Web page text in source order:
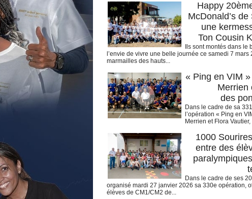
Happy
McDonald’s
une
Ton Cousin
Ils sont montés dans
l’envie de vivre une belle journée ce samedi 7
marmailles des hauts...
« Ping en VIM
Merrien
des
Dans le cadre de sa
l’opération « Ping en
Merrien et Flora
1000
entre des
Dans le cadre de ses
organisé mardi 27 janvier 2026 sa 330e opération,
élèves de CM1/CM2 de...